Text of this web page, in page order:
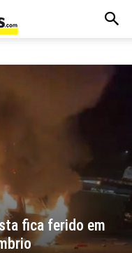
fica ferido em